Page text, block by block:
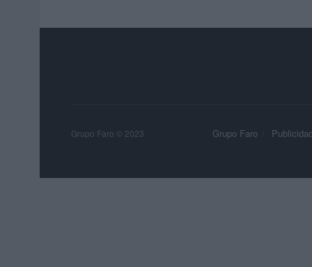
Grupo Faro Publicidad
Grupo Faro © 2023